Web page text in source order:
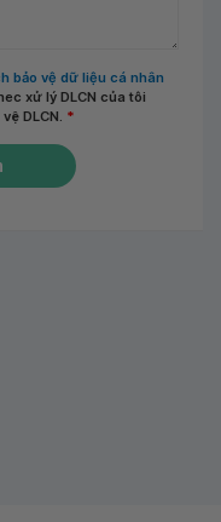
bảo vệ dữ liệu cá nhân
xử lý DLCN của tôi
DLCN. *